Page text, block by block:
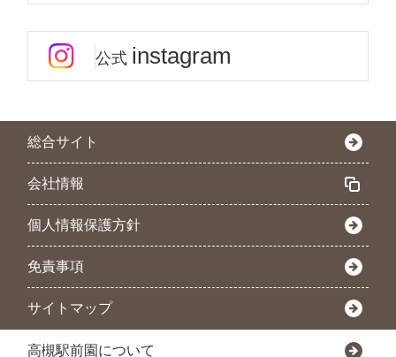
公式 instagram
総合サイト
会社情報
個人情報保護方針
免責事項
サイトマップ
高槻駅前園について